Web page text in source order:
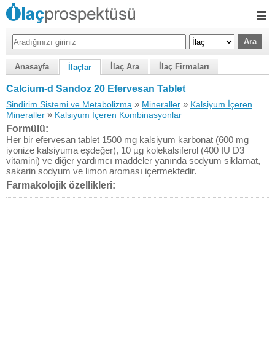
Anasayfa İlaçlar İlaç Ara İlaç Firmaları
Calcium-d Sandoz 20 Efervesan Tablet
Sindirim Sistemi ve Metabolizma » Mineraller » Kalsiyum İçeren
Mineraller » Kalsiyum İçeren Kombinasyonlar
Formülü:
Her bir efervesan tablet 1500 mg kalsiyum karbonat (600 mg
iyonize kalsiyuma eşdeğer), 10 µg kolekalsiferol (400 IU D3
vitamini) ve diğer yardımcı maddeler yanında sodyum siklamat,
sakarin sodyum ve limon aroması içermektedir.
Farmakolojik özellikleri: